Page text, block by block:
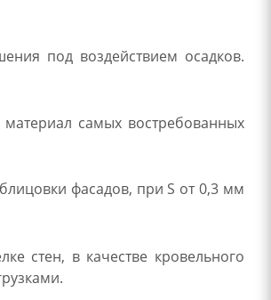
под воздействием осадков.
самых востребованных
фасадов, при S от 0,3 мм
стен, в качестве кровельного